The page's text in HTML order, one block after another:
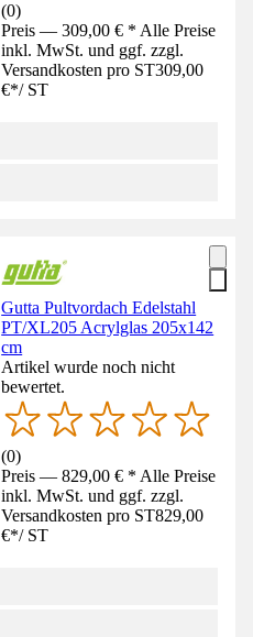
(0)
Preis — 309,00 € * Alle Preise
inkl. MwSt. und ggf. zzgl.
Versandkosten pro ST309,00
€*/ ST
Gutta Pultvordach Edelstahl
PT/XL205 Acrylglas 205x142
cm
Artikel wurde noch nicht
bewertet.
(0)
Preis — 829,00 € * Alle Preise
inkl. MwSt. und ggf. zzgl.
Versandkosten pro ST829,00
€*/ ST